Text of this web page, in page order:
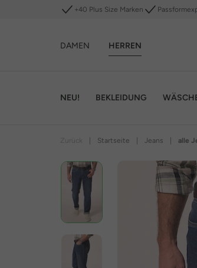
+40 Plus Size Marken
DAMEN HERREN
NEU! BEKLEIDUNG
Startseite Jeans alle